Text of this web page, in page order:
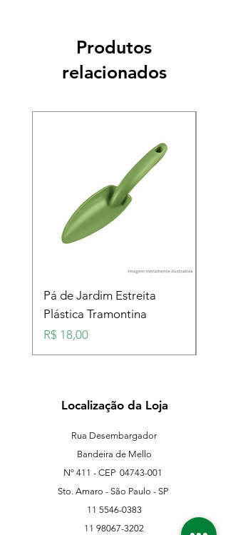
Produtos
relacionados
Pá de Jardim Estreita
Plástica Tramontina
Preço
R$ 18,00
Localização da Loja
Rua Desembargador
Bandeira de Mello
Nº 411 - CEP 04743-001
Sto. Amaro - São Paulo - SP
11 5546-0383
11 98067-3202